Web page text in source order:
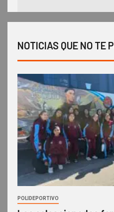
NOTICIAS QUE NO TE
POLIDEPORTIVO